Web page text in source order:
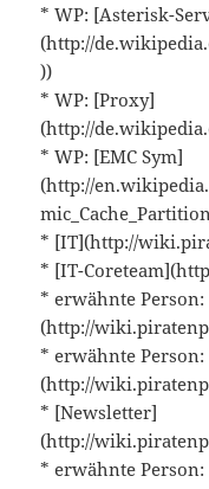
* WP: [Asterisk-
(http://
))
* WP: [Proxy]
(http://
* WP: [EMC Sym]
(http://
* [IT](http://
* [IT-
* erwähnte Person:
(http://
* erwähnte
(http://
* [Newsletter]
(http://
* erwähnte